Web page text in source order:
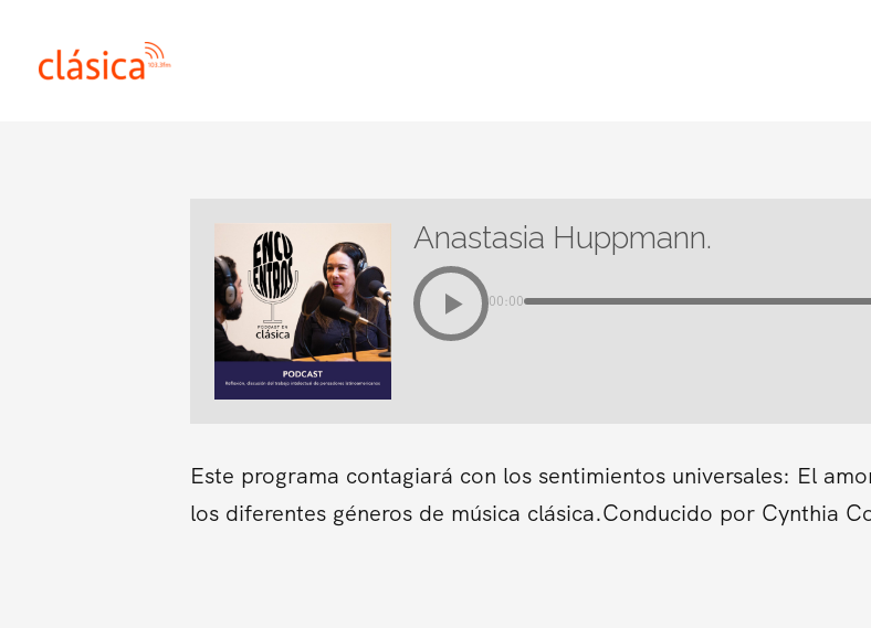
contenido
Anastasia Huppmann.
00:00
Este programa contagiará con los sentimientos universales: El
los diferentes géneros de música clásica.Conducido por Cynthia